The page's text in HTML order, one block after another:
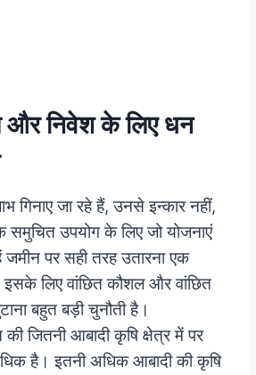
और निवेश के लिए धन
गिनाए जा रहे हैं, उनसे इन्कार नहीं,
उपयोग के लिए जो योजनाएं
जमीन पर सही तरह उतारना एक
लिए वांछित कौशल और वांछित
बहुत बड़ी चुनौती है।
जितनी आबादी कृषि क्षेत्र में पर
है। इतनी अधिक आबादी की कृषि